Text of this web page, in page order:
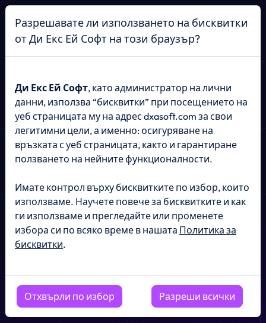
Начало
Оптимизирайте
бизнеса си с
персонализираниERP
решения
Интегрирайте, автоматизирайте и
Разрешавате ли използването на бисквитки
от Ди Екс Ей Софт на този браузър?
Ди Екс Ей Софт, като администратор на лични
данни, използва “бисквитки” при посещението на
уеб страницата му на адрес dxasoft.com за свои
легитимни цели, а именно: осигуряване на
връзката с уеб страницата, както и гарантиране
ползването на нейните функционалности.
Имате контрол върху бисквитките по избор, които
използваме. Научете повече за бисквитките и как
ги използваме и прегледайте или променете
избора си по всяко време в нашата Политика за
бисквитки.
Отхвърли по избор Разреши всички